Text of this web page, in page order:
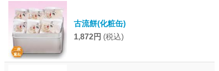
古流餅(化粧缶)
1,872円 (税込)